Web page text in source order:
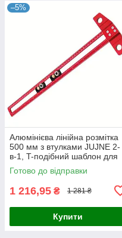
–5%
Алюмінієва лінійна розмітка
500 мм з втулками JUJNE 2-
в-1, T-подібний шаблон для
свердління та розмітки
Готово до відправки
1 216,95 ₴ 1 281 ₴
Купити